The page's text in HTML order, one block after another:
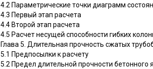
4.2 Параметрические точки диаграмм
4.3 Первый этап расчета
4.4 Второй этап расчета
4.5 Расчет несущей способности гибких
Глава 5. Длительная прочность сжатых
5.1 Предпосылки к расчету
5.2 Предел длительной прочности бетонного